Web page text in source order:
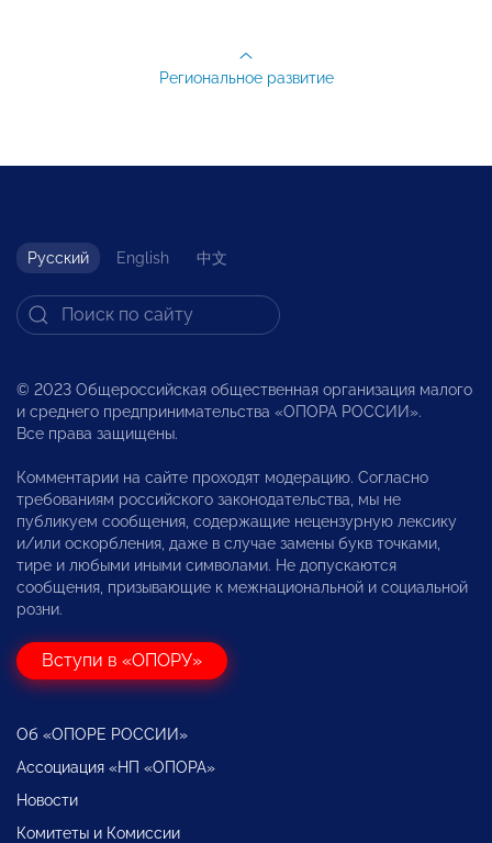
Региональное развитие
Русский English 中文
© 2023 Общероссийская общественная организация малого
и среднего предпринимательства «ОПОРА РОССИИ».
Все права защищены.
Комментарии на сайте проходят модерацию. Согласно
требованиям российского законодательства, мы не
публикуем сообщения, содержащие нецензурную лексику
и/или оскорбления, даже в случае замены букв точками,
тире и любыми иными символами. Не допускаются
сообщения, призывающие к межнациональной и социальной
розни.
Вступи в «ОПОРУ»
Об «ОПОРЕ РОССИИ»
Ассоциация «НП «ОПОРА»
Новости
Комитеты и Комиссии